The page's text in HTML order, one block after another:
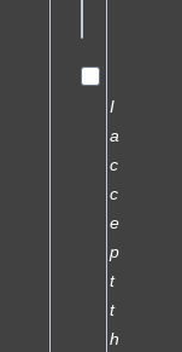
I
a
c
c
e
p
t
t
h